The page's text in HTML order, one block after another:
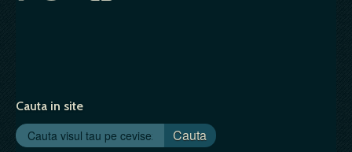
Cauta in site
Cauta